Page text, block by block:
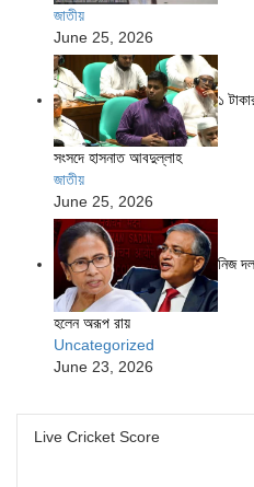
জাতীয়
June 25, 2026
১
সংসদে হাসনাত আবদুল্লাহ
জাতীয়
June 25, 2026
নিজ
হলেন অরূপ রায়
Uncategorized
June 23, 2026
Live Cricket Score